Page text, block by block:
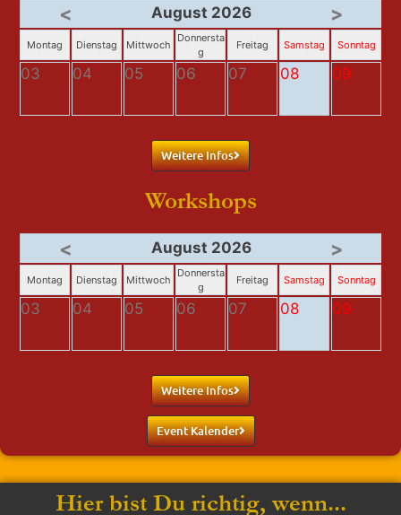
< August 2026 >
Montag Dienstag Mittwoch
Donnersta
g
Freitag Samstag Sonntag
03 04 05 06 07 08 09
Weitere Infos
Workshops
< August 2026 >
Montag Dienstag Mittwoch
Donnersta
g
Freitag Samstag Sonntag
03 04 05 06 07 08 09
Weitere Infos
Event Kalender
Hier bist Du richtig, wenn...